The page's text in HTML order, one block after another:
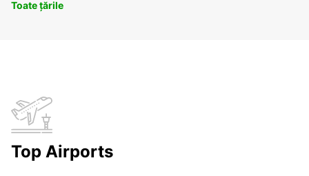
Toate țările
Top Airports